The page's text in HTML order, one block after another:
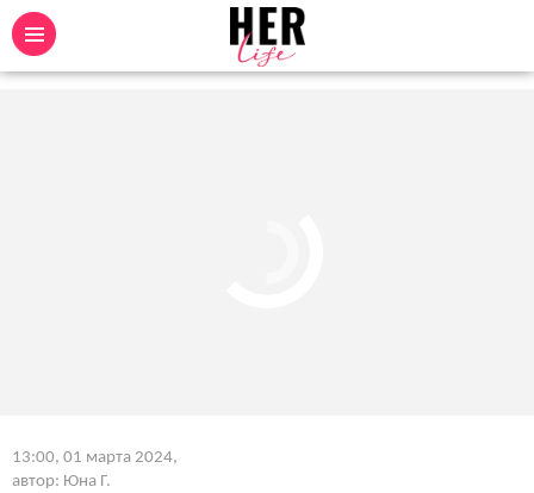
13:00, 01 марта 2024,
автор: Юна Г.